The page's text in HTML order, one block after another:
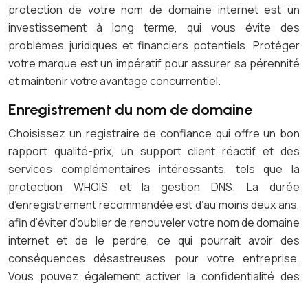
protection de votre nom de domaine internet est un
investissement à long terme, qui vous évite des
problèmes juridiques et financiers potentiels. Protéger
votre marque est un impératif pour assurer sa pérennité
et maintenir votre avantage concurrentiel.
Enregistrement du nom de domaine
Choisissez un registraire de confiance qui offre un bon
rapport qualité-prix, un support client réactif et des
services complémentaires intéressants, tels que la
protection WHOIS et la gestion DNS. La durée
d’enregistrement recommandée est d’au moins deux ans,
afin d’éviter d’oublier de renouveler votre nom de domaine
internet et de le perdre, ce qui pourrait avoir des
conséquences désastreuses pour votre entreprise.
Vous pouvez également activer la confidentialité des